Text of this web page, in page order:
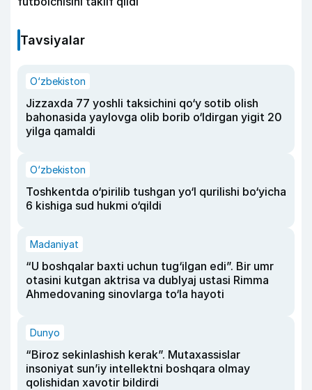
Tavsiyalar
O‘zbekiston
Jizzaxda 77 yoshli taksichini qo‘y sotib olish
bahonasida yaylovga olib borib o‘ldirgan yigit 20
yilga qamaldi
O‘zbekiston
Toshkentda o‘pirilib tushgan yo‘l qurilishi bo‘yicha
6 kishiga sud hukmi o‘qildi
Madaniyat
“U boshqalar baxti uchun tug‘ilgan edi”. Bir umr
otasini kutgan aktrisa va dublyaj ustasi Rimma
Ahmedovaning sinovlarga to‘la hayoti
Dunyo
“Biroz sekinlashish kerak”. Mutaxassislar
insoniyat sun’iy intellektni boshqara olmay
qolishidan xavotir bildirdi